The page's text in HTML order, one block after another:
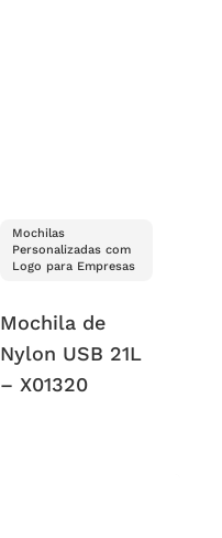
Mochilas
Personalizadas com
Logo para Empresas
Mochila de
Nylon USB 21L
– X01320